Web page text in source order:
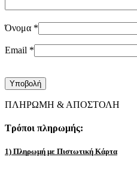
Όνομα *
Email *
ΠΛΗΡΩΜΗ & ΑΠΟΣΤΟΛΗ
Τρόποι πληρωμής:
1) Πληρωμή με Πιστωτική Κάρτα